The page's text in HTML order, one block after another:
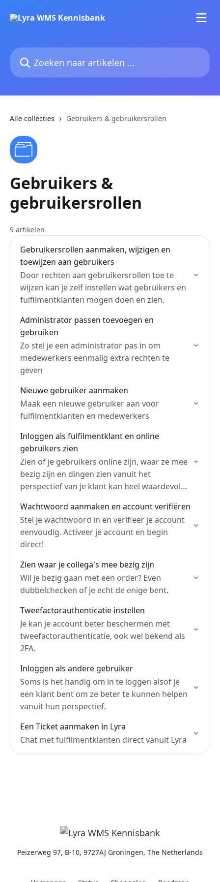
Zoeken naar artikelen ...
Alle collecties Gebruikers & gebruikersrollen
Gebruikers &
gebruikersrollen
9 artikelen
Gebruikersrollen aanmaken, wijzigen en
toewijzen aan gebruikers
Door rechten aan gebruikersrollen toe te
wijzen kan je zelf instellen wat gebruikers en
fulfilmentklanten mogen doen en zien.
Administrator passen toevoegen en
gebruiken
Zo stel je een administrator pas in om
medewerkers eenmalig extra rechten te
geven
Nieuwe gebruiker aanmaken
Maak een nieuwe gebruiker aan voor
fulfilmentklanten en medewerkers
Inloggen als fulfilmentklant en online
gebruikers zien
Zien of je gebruikers online zijn, waar ze mee
bezig zijn en dingen zien vanuit het
perspectief van je klant kan heel waardevol
Wachtwoord aanmaken en account verifiëren
Stel je wachtwoord in en verifieer je account
eenvoudig. Activeer je account en begin
direct!
Zien waar je collega's mee bezig zijn
Wil je bezig gaan met een order? Even
dubbelchecken of je echt de enige bent.
Tweefactorauthenticatie instellen
Je kan je account beter beschermen met
tweefactorauthenticatie, ook wel bekend als
2FA.
Inloggen als andere gebruiker
Soms is het handig om in te loggen alsof je
een klant bent om ze beter te kunnen helpen
vanuit hun perspectief.
Een Ticket aanmaken in Lyra
Chat met fulfilmentklanten direct vanuit Lyra
Peizerweg 97, B-10, 9727AJ Groningen, The Netherlands